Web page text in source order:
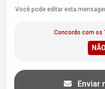
Você pode editar esta
Concordo com os
Enviar